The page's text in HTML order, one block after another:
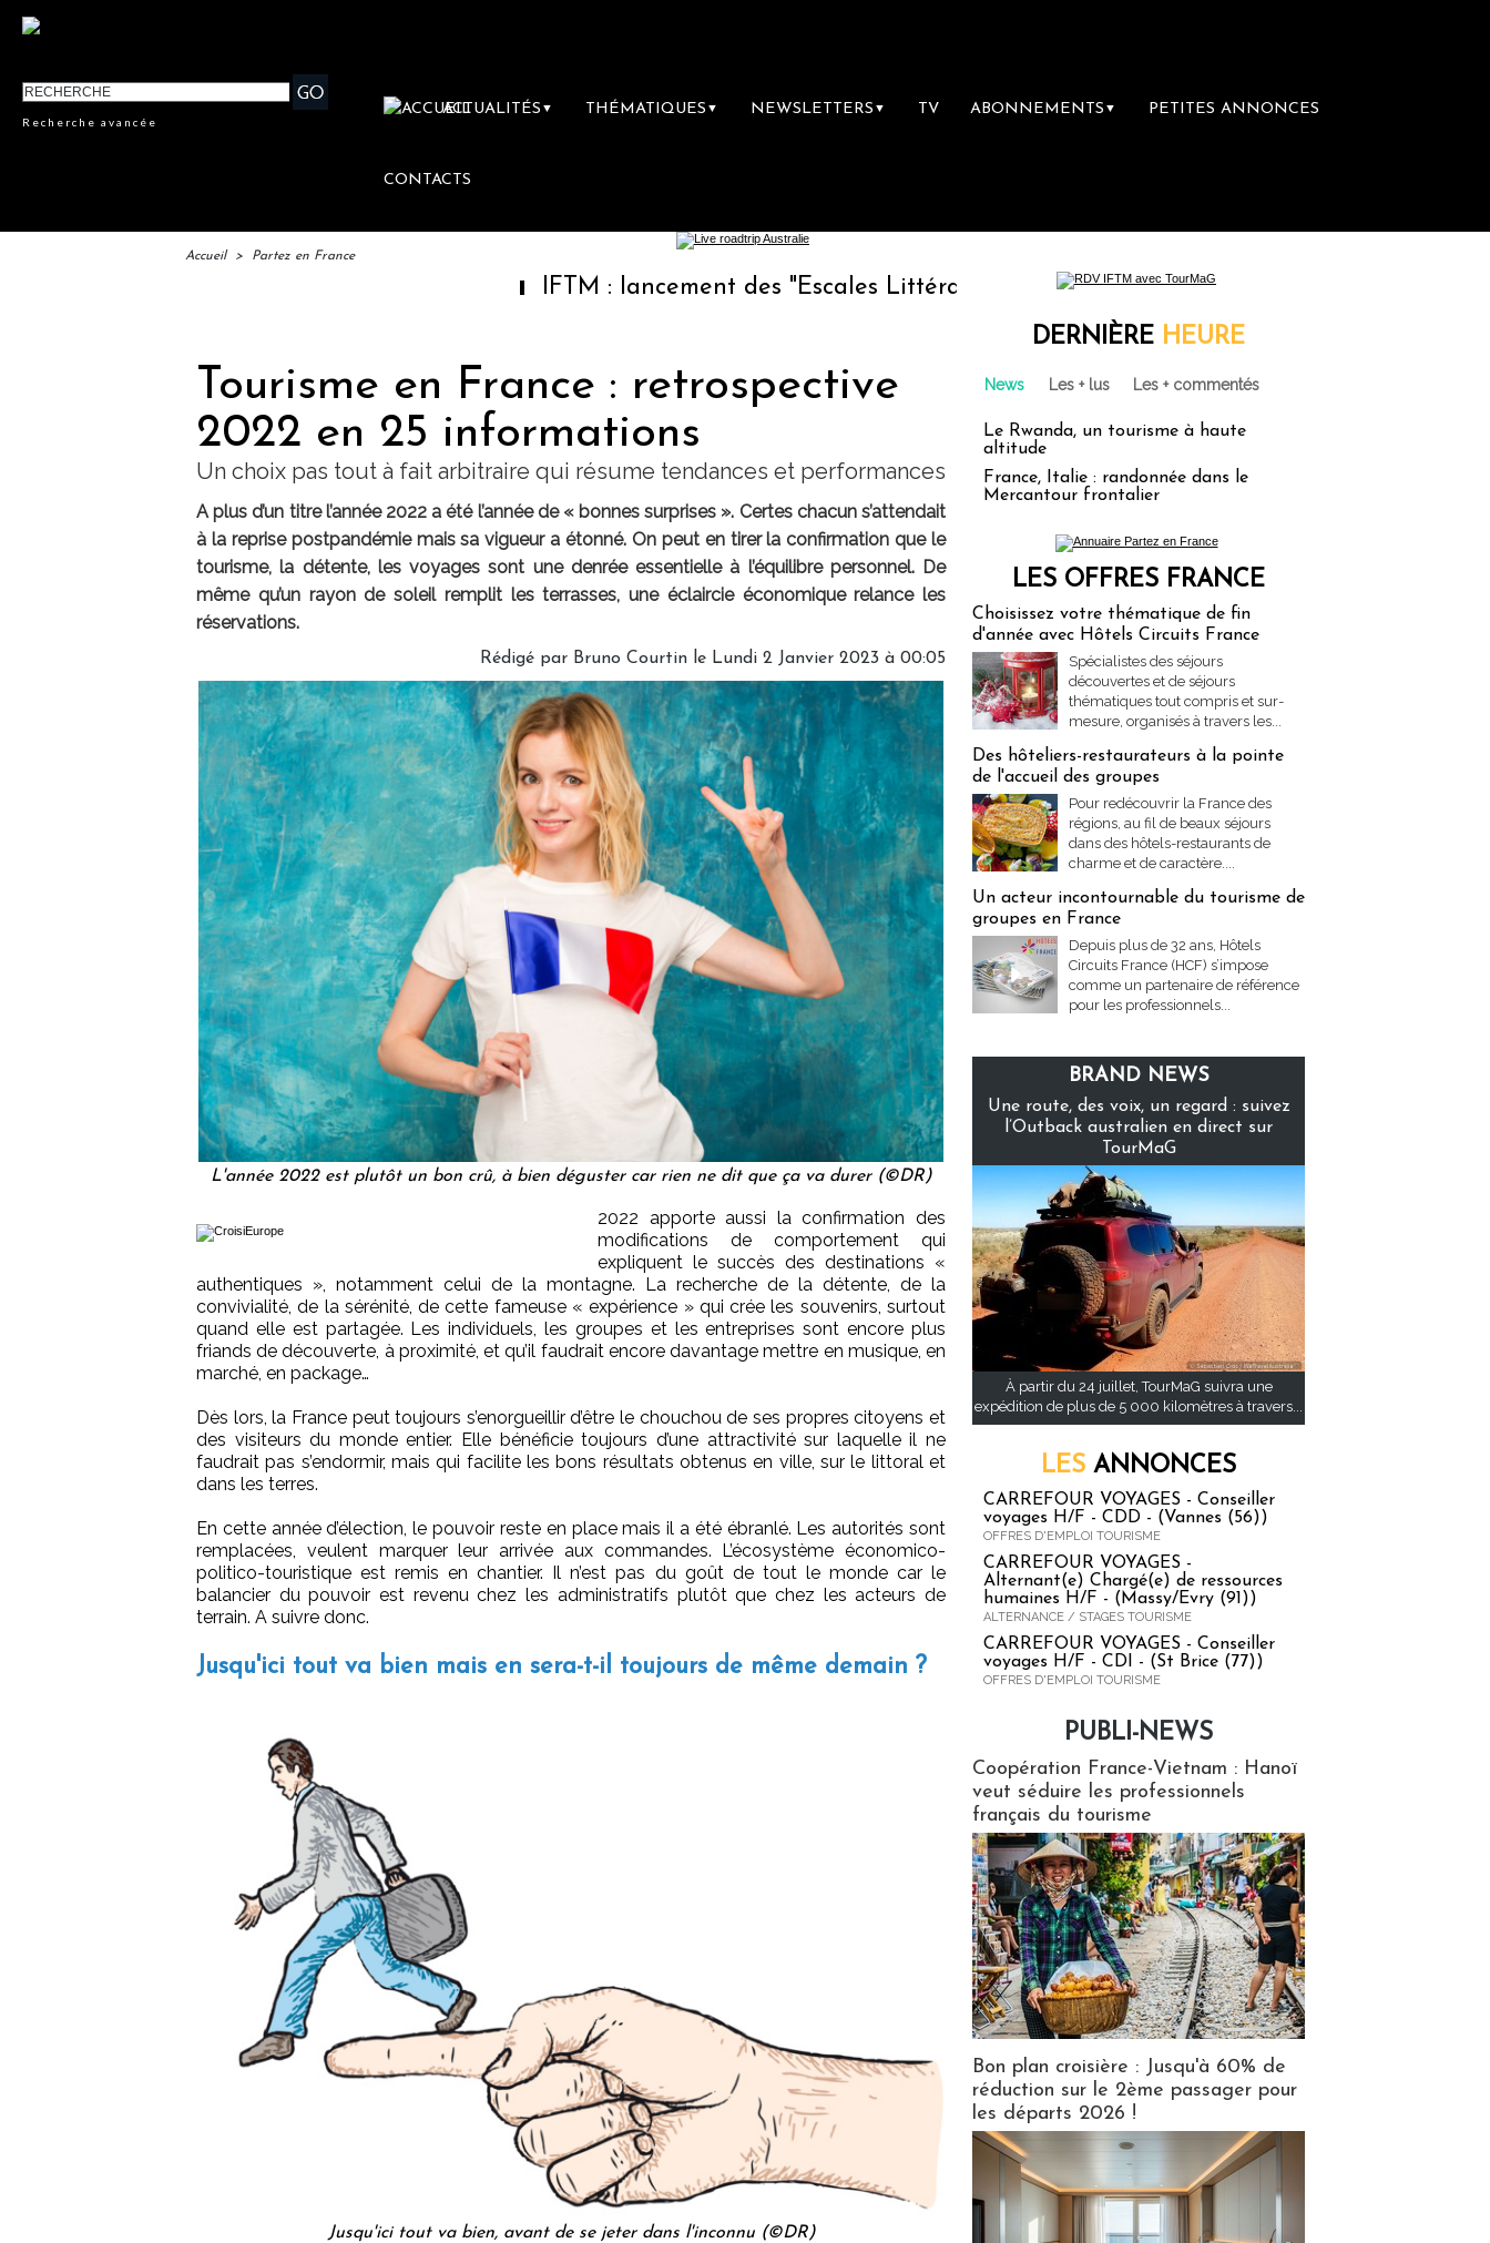
Recherche avancée
ACTUALITÉS ▼ THÉMATIQUES ▼ NEWSLETTERS ▼ TV ABONNEMENTS ▼ PETITES ANNONCES
CONTACTS
Accueil > Partez en France
IFTM : lancement des "Escales Littéraires", la première librairie du voyage
Tourisme en France : retrospective
2022 en 25 informations
Un choix pas tout à fait arbitraire qui résume tendances et performances
A plus d’un titre l’année 2022 a été l’année de « bonnes surprises ». Certes chacun s’attendait
à la reprise postpandémie mais sa vigueur a étonné. On peut en tirer la confirmation que le
tourisme, la détente, les voyages sont une denrée essentielle à l’équilibre personnel. De
même qu’un rayon de soleil remplit les terrasses, une éclaircie économique relance les
réservations.
Rédigé par Bruno Courtin le Lundi 2 Janvier 2023 à 00:05
L'année 2022 est plutôt un bon crû, à bien déguster car rien ne dit que ça va durer (©DR)
2022 apporte aussi la confirmation des
modifications de comportement qui
expliquent le succès des destinations «
authentiques », notamment celui de la montagne. La recherche de la détente, de la
convivialité, de la sérénité, de cette fameuse « expérience » qui crée les souvenirs, surtout
quand elle est partagée. Les individuels, les groupes et les entreprises sont encore plus
friands de découverte, à proximité, et qu’il faudrait encore davantage mettre en musique, en
marché, en package…
Dès lors, la France peut toujours s’enorgueillir d’être le chouchou de ses propres citoyens et
des visiteurs du monde entier. Elle bénéficie toujours d’une attractivité sur laquelle il ne
faudrait pas s’endormir, mais qui facilite les bons résultats obtenus en ville, sur le littoral et
dans les terres.
En cette année d’élection, le pouvoir reste en place mais il a été ébranlé. Les autorités sont
remplacées, veulent marquer leur arrivée aux commandes. L’écosystème économico-
politico-touristique est remis en chantier. Il n’est pas du goût de tout le monde car le
balancier du pouvoir est revenu chez les administratifs plutôt que chez les acteurs de
terrain. A suivre donc.
Jusqu'ici tout va bien mais en sera-t-il toujours de même demain ?
Jusqu'ici tout va bien, avant de se jeter dans l'inconnu (©DR)
DERNIÈRE HEURE
News Les + lus Les + commentés
Le Rwanda, un tourisme à haute
altitude
France, Italie : randonnée dans le
Mercantour frontalier
LES OFFRES FRANCE
Choisissez votre thématique de fin
d'année avec Hôtels Circuits France
Spécialistes des séjours
découvertes et de séjours
thématiques tout compris et sur-
mesure, organisés à travers les...
Des hôteliers-restaurateurs à la pointe
de l'accueil des groupes
Pour redécouvrir la France des
régions, au fil de beaux séjours
dans des hôtels-restaurants de
charme et de caractère....
Un acteur incontournable du tourisme de
groupes en France
Depuis plus de 32 ans, Hôtels
Circuits France (HCF) s’impose
comme un partenaire de référence
pour les professionnels...
BRAND NEWS
Une route, des voix, un regard : suivez
l’Outback australien en direct sur
TourMaG
À partir du 24 juillet, TourMaG suivra une
expédition de plus de 5 000 kilomètres à travers...
LES ANNONCES
CARREFOUR VOYAGES - Conseiller
voyages H/F - CDD - (Vannes (56))
OFFRES D'EMPLOI TOURISME
CARREFOUR VOYAGES -
Alternant(e) Chargé(e) de ressources
humaines H/F - (Massy/Evry (91))
ALTERNANCE / STAGES TOURISME
CARREFOUR VOYAGES - Conseiller
voyages H/F - CDI - (St Brice (77))
OFFRES D'EMPLOI TOURISME
PUBLI-NEWS
Coopération France-Vietnam : Hanoï
veut séduire les professionnels
français du tourisme
Bon plan croisière : Jusqu'à 60% de
réduction sur le 2ème passager pour
les départs 2026 !